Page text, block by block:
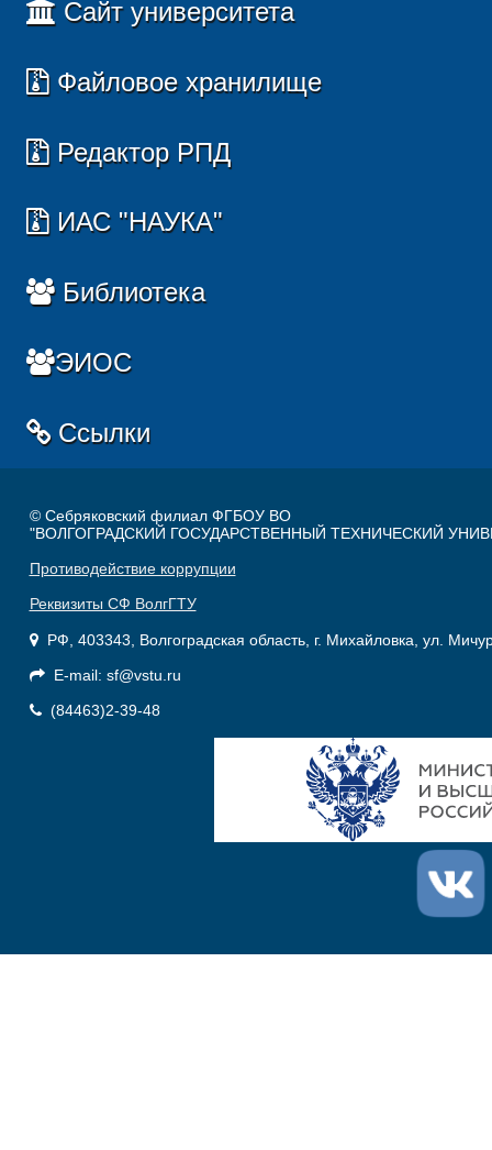
Сайт университета
Файловое хранилище
Редактор РПД
ИАС "НАУКА"
Библиотека
ЭИОС
Ссылки
© Себряковский филиал ФГБОУ ВО
"ВОЛГОГРАДСКИЙ ГОСУДАРСТВЕННЫЙ ТЕХНИЧЕСКИЙ
Противодействие коррупции
Реквизиты СФ ВолгГТУ
РФ, 403343, Волгоградская область, г. Михайловка, ул.
E-mail: sf@vstu.ru
(84463)2-39-48